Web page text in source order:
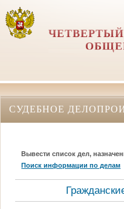
СУДЕБНОЕ
Вывести список дел,
Поиск информации по делам